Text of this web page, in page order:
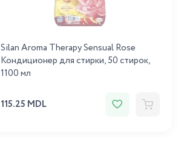
Silan Aroma Therapy Sensual Rose
Кондиционер для стирки, 50 стирок,
1100 мл
115.25 MDL